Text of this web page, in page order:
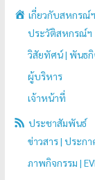
เกี่ยวกับสหกรณ์ฯ
ประวัติสหกรณ์ฯ
วิสัยทัศน์ | พันธกิ
ผู้บริหาร
เจ้าหน้าที่
ประชาสัมพันธ์
ข่าวสาร | ประกา
ภาพกิจกรรม |